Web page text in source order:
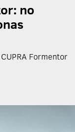
no
Formentor